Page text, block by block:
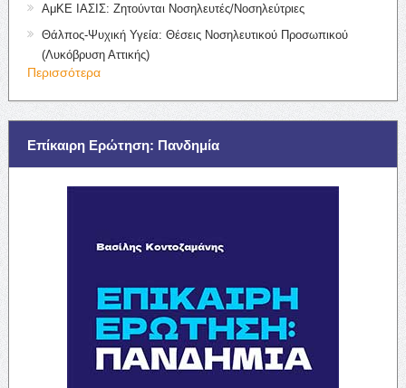
ΑμΚΕ ΙΑΣΙΣ: Ζητούνται Νοσηλευτές/Νοσηλεύτριες
Θάλπος-Ψυχική Υγεία: Θέσεις Νοσηλευτικού Προσωπικού
(Λυκόβρυση Αττικής)
Περισσότερα
Επίκαιρη Ερώτηση: Πανδημία